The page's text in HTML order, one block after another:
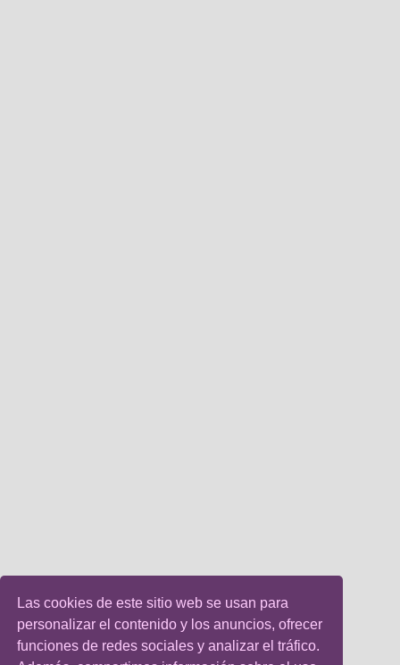
Las cookies de este sitio web se usan para
personalizar el contenido y los anuncios, ofrecer
funciones de redes sociales y analizar el tráfico.